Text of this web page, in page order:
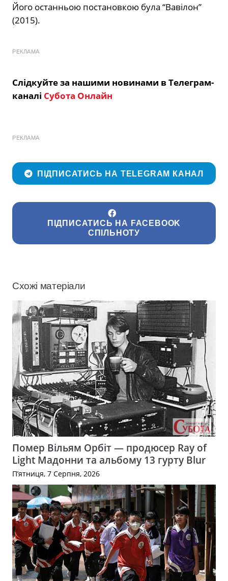
Його останньою постановкою була “Вавілон”
(2015).
РЕКЛАМА
Слідкуйте за нашими новинами в Телеграм-
каналі Субота Онлайн
РЕКЛАМА
ПІДПИСАТИСЬ НА TELEGRAM КАНАЛ
ПІДПИСАТИСЬ НА FACEBOOK
СПІЛЬНОТУ
Схожі матеріали
Помер Вільям Орбіт — продюсер Ray of
Light Мадонни та альбому 13 гурту Blur
П’ятниця, 7 Серпня, 2026